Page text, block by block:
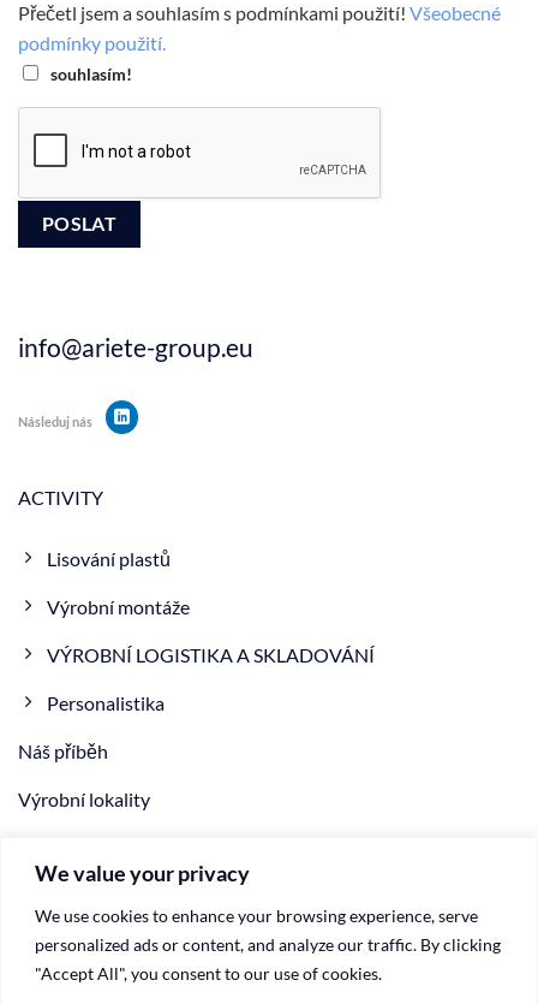
We value your privacy
We use cookies to enhance your browsing experience, serve
personalized ads or content, and analyze our traffic. By clicking
"Accept All", you consent to our use of cookies.
ACTIVITY
Lisování plastů
Výrobní montáže
VÝROBNÍ LOGISTIKA A SKLADOVÁNÍ
Personalistika
Náš příběh
Výrobní lokality
Kontakty
Přečetl jsem a souhlasím s podmínkami použití! Všeobecné
podmínky použití.
souhlasím!
info@ariete-group.eu
Následuj nás